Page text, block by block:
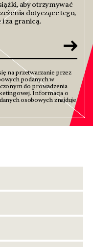
aby otrzymywać
dotyczące tego,
za granicą.
na przetwarzanie przez
podanych w
do prowadzenia
Informacja o
osobowych znajduje